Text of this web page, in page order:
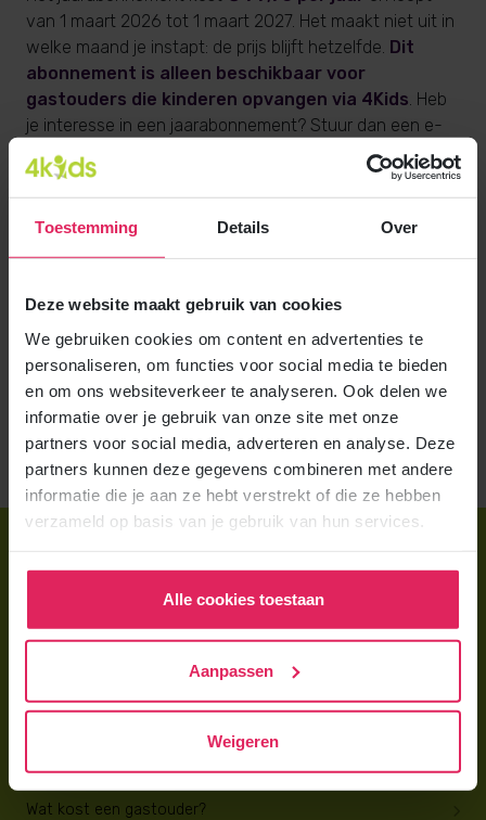
Toestemming Details Over
Deze website maakt gebruik van cookies
We gebruiken cookies om content en advertenties te
personaliseren, om functies voor social media te bieden
en om ons websiteverkeer te analyseren. Ook delen we
informatie over je gebruik van onze site met onze
partners voor social media, adverteren en analyse. Deze
partners kunnen deze gegevens combineren met andere
informatie die je aan ze hebt verstrekt of die ze hebben
verzameld op basis van je gebruik van hun services.
Alle cookies toestaan
Aanpassen
Weigeren
van 1 maart 2026 tot 1 maart 2027. Het maakt niet uit in
welke maand je instapt: de prijs blijft hetzelfde. Dit
abonnement is alleen beschikbaar voor
gastouders die kinderen opvangen via 4Kids. Heb
je interesse in een jaarabonnement? Stuur dan een e-
mail naar
Verplichte educatie vanaf 1 juli 2026
Alle trainingen van Kinderwijs, net als de andere online
educatie die gastouders vanaf juli 2026 verplicht
moeten volgen. Kinderwijs biedt je een flexibele en
overzichtelijke manier om te werken aan je
professionele ontwikkeling, terwijl je tegelijkertijd
voldoet aan de nieuwe kwaliteitseisen. Je leert in je
eigen tempo en kiest de trainingen die passen bij jouw
opvang en leerbehoefte.
Brochure aanvragen
Wat is gastouderopvang?
Wat kost een gastouder?